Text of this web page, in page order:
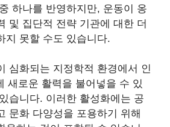
하나를 반영하지만, 운동이 옹
및 집단적 전략 기관에 대한 더
지 못할 수도 있습니다.
심화되는 지정학적 환경에서 인
새로운 활력을 불어넣을 수 있
습니다. 이러한 활성화에는 공
문화 다양성을 포용하기 위해